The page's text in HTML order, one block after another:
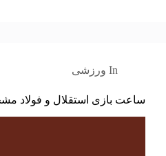
In ورزشی
ساعت بازی استقلال و فولاد